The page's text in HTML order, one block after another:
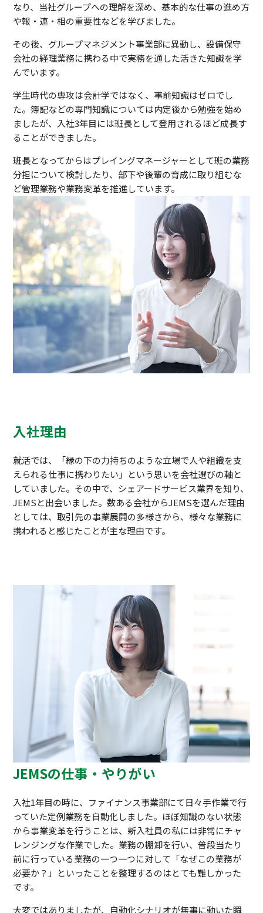
なり、当社グループへの理解を深め、基本的な仕事の進め方
や報・連・相の重要性などを学びました。
その後、グループマネジメント事業部に異動し、設備保守
会社の経理業務に携わる中で実務を通した活きた知識を学
んでいます。
学生時代の専攻は会計学ではなく、事前知識はゼロでし
た。簿記などの専門知識については内定後から勉強を始め
ましたが、入社3年目には班長として登用されるほど成長す
ることができました。
班長となってからはプレイングマネージャーとして班の業務
分担について検討したり、部下や後輩の育成に取り組むな
ど管理業務や業務変革を推進しています。
入社理由
就活では、「縁の下の力持ちのような立場で人や組織を支
えられる仕事に携わりたい」という思いを会社選びの軸と
していました。その中で、シェアードサービス業界を知り、
JEMSと出会いました。数ある会社からJEMSを選んだ理由
としては、取引先の事業展開の多様さから、様々な業務に
携われると感じたことが主な理由です。
JEMSの仕事・やりがい
入社1年目の時に、ファイナンス事業部にて日々手作業で行
っていた定例業務を自動化しました。ほぼ知識のない状態
から事業変革を行うことは、新入社員の私には非常にチャ
レンジングな作業でした。業務の棚卸を行い、普段当たり
前に行っている業務の一つ一つに対して「なぜこの業務が
必要か？」といったことを整理するのはとても難しかった
です。
大変ではありましたが、自動化シナリオが無事に動いた瞬